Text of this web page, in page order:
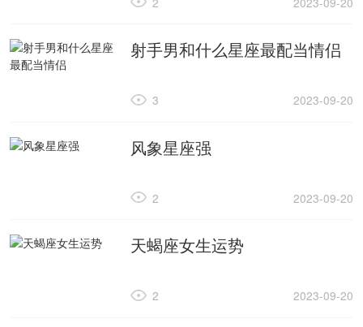
射手男和什么星座最配当情侣
2023-09-20
3
风象星座强
2023-09-20
2
天蝎座女生运势
2023-09-20
2